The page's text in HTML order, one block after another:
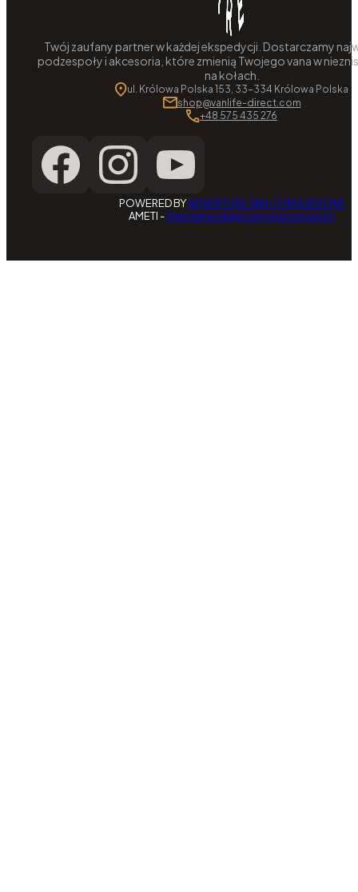
Twój zaufany partner w każdej ekspedycji. Dostarczamy
podzespoły i akcesoria, które zmienią Twojego vana w
na kołach.
ul. Królowa Polska 153, 33-334 Królowa Polska
shop@vanlife-direct.com
+48 575 435 276
POWERED BYADVENTURE VAN CONVERSIONS
AMETI -Tworzenie sklepów internetowych